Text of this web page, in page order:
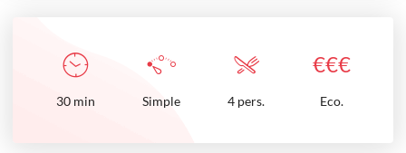
€€€
30 min Simple 4 pers. Eco.